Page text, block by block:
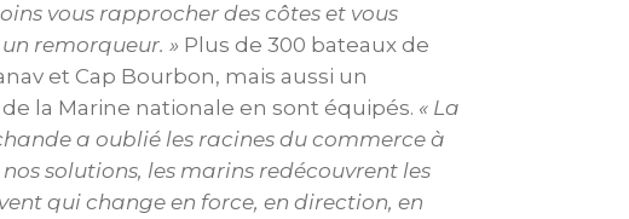
vous rapprocher des côtes et vous
remorqueur. » Plus de 300 bateaux de
et Cap Bourbon, mais aussi un
la Marine nationale en sont équipés. « La
a oublié les racines du commerce à
nos solutions, les marins redécouvrent les
qui change en force, en direction, en